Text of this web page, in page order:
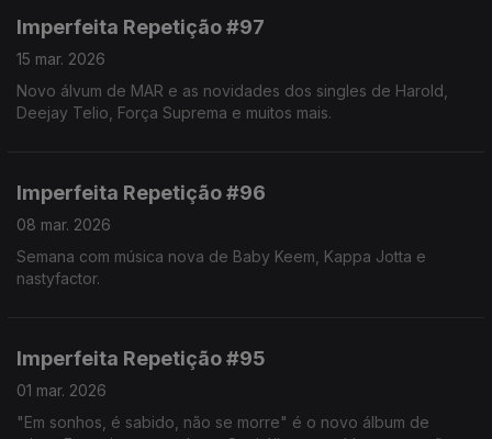
Imperfeita Repetição #97
15 mar. 2026
Novo álvum de MAR e as novidades dos singles de Harold,
Deejay Telio, Força Suprema e muitos mais.
Imperfeita Repetição #96
08 mar. 2026
Semana com música nova de Baby Keem, Kappa Jotta e
nastyfactor.
Imperfeita Repetição #95
01 mar. 2026
"Em sonhos, é sabido, não se morre" é o novo álbum de